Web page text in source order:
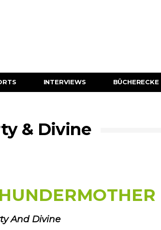
INTERVIEWS BÜCHERECKE
& Divine
And Divine